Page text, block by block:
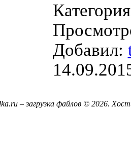
Добавил:
– загрузка файлов © 2026.